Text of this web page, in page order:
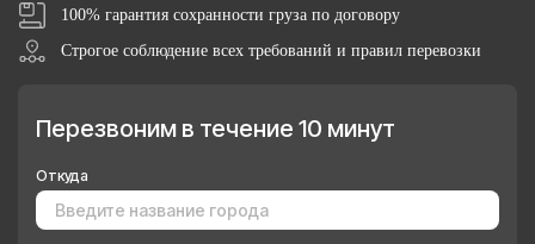
100% гарантия сохранности груза по договору
Строгое соблюдение всех требований и правил перевозки
Перезвоним в течение 10 минут
Откуда